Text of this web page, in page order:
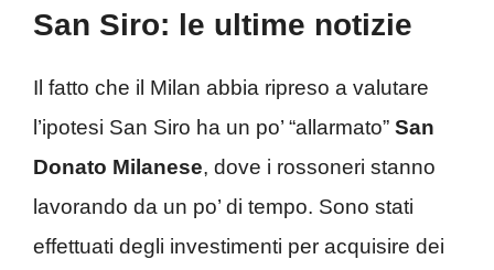
San Siro: le ultime notizie
Il fatto che il Milan abbia ripreso a valutare
l’ipotesi San Siro ha un po’ “allarmato” San
Donato Milanese, dove i rossoneri stanno
lavorando da un po’ di tempo. Sono stati
effettuati degli investimenti per acquisire dei